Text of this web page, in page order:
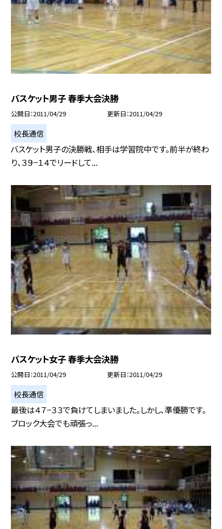
バスケット男子 春季大会決勝
公開日 2011/04/29 更新日 2011/04/29
校長通信
バスケット男子の決勝戦、相手は学習院中です。前半が終わ
り、３９−１４でリードして...
バスケット女子 春季大会決勝
公開日 2011/04/29 更新日 2011/04/29
校長通信
最後は４７−３３で負けてしまいました。しかし、準優勝です。
ブロック大会でも頑張っ...